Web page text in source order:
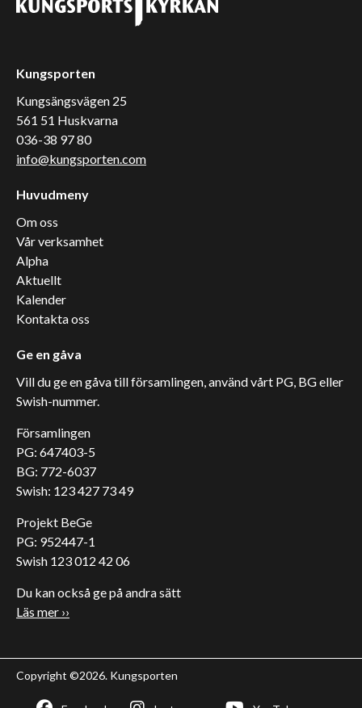
Kungsporten
Kungsängsvägen 25
561 51 Huskvarna
036-38 97 80
info@kungsporten.com
Huvudmeny
Om oss
Vår verksamhet
Alpha
Aktuellt
Kalender
Kontakta oss
Ge en gåva
Vill du ge en gåva till församlingen, använd vårt PG, BG eller
Swish-nummer.
Församlingen
PG: 647403-5
BG: 772-6037
Swish: 123 427 73 49
Projekt BeGe
PG: 952447-1
Swish 123 012 42 06
Du kan också ge på andra sätt
Läs mer ››
Copyright ©2026. Kungsporten